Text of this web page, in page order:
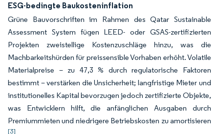
ESG-bedingte Baukosteninflation
Grüne Bauvorschriften im Rahmen des Qatar Sustainable
Assessment System fügen LEED- oder GSAS-zertifizierten
Projekten zweistellige Kostenzuschläge hinzu, was die
Machbarkeitshürden für preissensible Vorhaben erhöht. Volatile
Materialpreise – zu 47,3 % durch regulatorische Faktoren
bestimmt – verstärken die Unsicherheit; langfristige Mieter und
institutionelles Kapital bevorzugen jedoch zertifizierte Objekte,
was Entwicklern hilft, die anfänglichen Ausgaben durch
Premiummieten und niedrigere Betriebskosten zu amortisieren
[3]